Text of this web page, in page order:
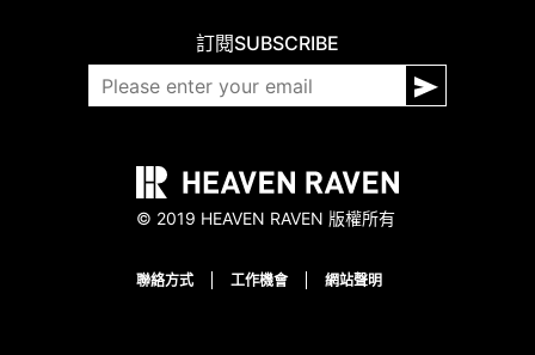
訂閱SUBSCRIBE
© 2019 HEAVEN RAVEN 版權所有
聯絡方式 工作機會 網站聲明